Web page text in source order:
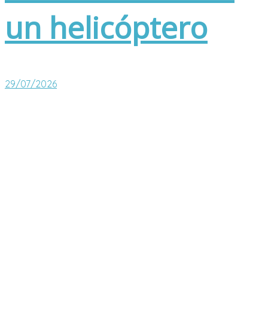
un helicóptero
29/07/2026